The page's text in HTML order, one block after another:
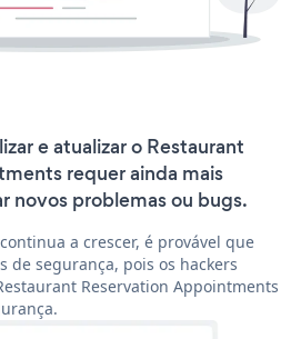
e atualizar o Restaurant
requer ainda mais
novos problemas ou bugs.
a crescer, é provável que
de segurança, pois os hackers
Reservation Appointments